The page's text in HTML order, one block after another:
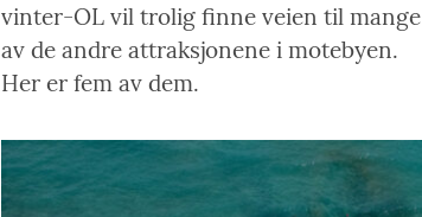
vinter-OL vil trolig finne veien til mange
av de andre attraksjonene i motebyen.
Her er fem av dem.